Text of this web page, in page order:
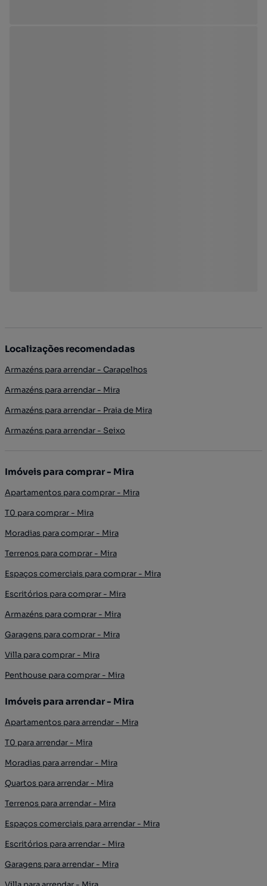
Localizações recomendadas
Armazéns para arrendar - Carapelhos
Armazéns para arrendar - Mira
Armazéns para arrendar - Praia de Mira
Armazéns para arrendar - Seixo
Imóveis para comprar - Mira
Apartamentos para comprar - Mira
T0 para comprar - Mira
Moradias para comprar - Mira
Terrenos para comprar - Mira
Espaços comerciais para comprar - Mira
Escritórios para comprar - Mira
Armazéns para comprar - Mira
Garagens para comprar - Mira
Villa para comprar - Mira
Penthouse para comprar - Mira
Imóveis para arrendar - Mira
Apartamentos para arrendar - Mira
T0 para arrendar - Mira
Moradias para arrendar - Mira
Quartos para arrendar - Mira
Terrenos para arrendar - Mira
Espaços comerciais para arrendar - Mira
Escritórios para arrendar - Mira
Garagens para arrendar - Mira